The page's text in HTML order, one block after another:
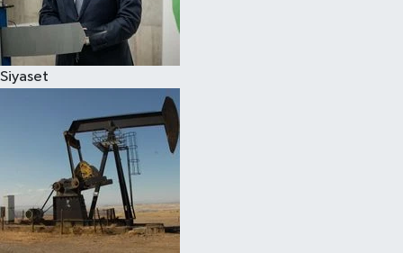
Siyaset
Spor
Çocuk
Eğitim
Hava Durumu